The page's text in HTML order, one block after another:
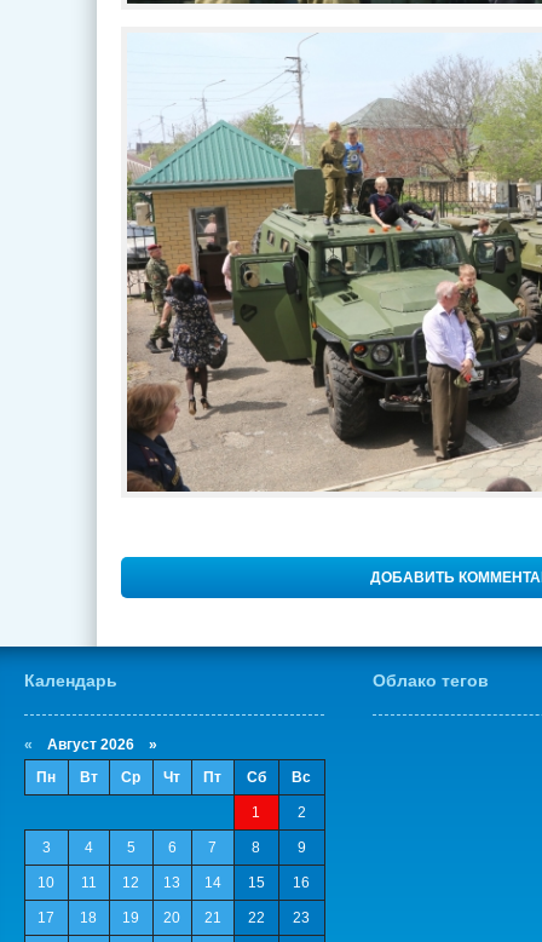
ДОБАВИТЬ
Календарь
« Август 2026 »
Пн
Вт Ср Чт Пт Сб Вс
1 2
3 4 5 6 7 8 9
10 11 12 13 14 15 16
17 18 19 20 21 22 23
Облако тегов